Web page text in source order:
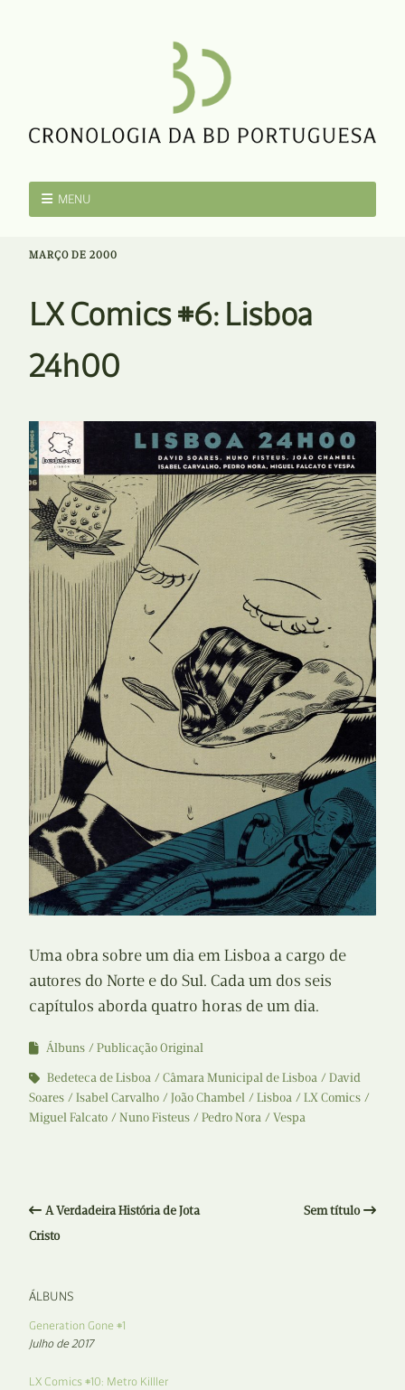
MENU
MARÇO DE 2000
LX Comics #6: Lisboa
24h00
Uma obra sobre um dia em Lisboa a cargo de
autores do Norte e do Sul. Cada um dos seis
capítulos aborda quatro horas de um dia.
Álbuns
Publicação Original
Bedeteca de Lisboa
Câmara Municipal de Lisboa
David
Soares
Isabel Carvalho João Chambel Lisboa
LX Comics
Miguel Falcato
Nuno Fisteus Pedro Nora Vespa
A Verdadeira História de Jota
Cristo
Sem título
ÁLBUNS
Generation Gone #1
Julho de 2017
LX Comics #10: Metro KiIller